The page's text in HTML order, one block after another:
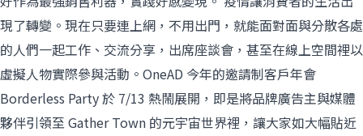
現了轉變。現在只要連上網，不用出門，就能面對面與分散各處
的人們一起工作、交流分享，出席座談會，甚至在線上空間裡以
虛擬人物實際參與活動。OneAD 今年的邀請制客戶年會
Borderless Party 於 7/13 熱鬧展開，即是將品牌廣告主與媒體
夥伴引領至 Gather Town 的元宇宙世界裡，讓大家如大幅貼近